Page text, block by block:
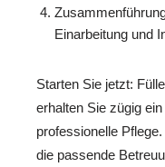
Einarbeitung und
Starten Sie jetzt:
erhalten Sie zügig
professionelle
die passende